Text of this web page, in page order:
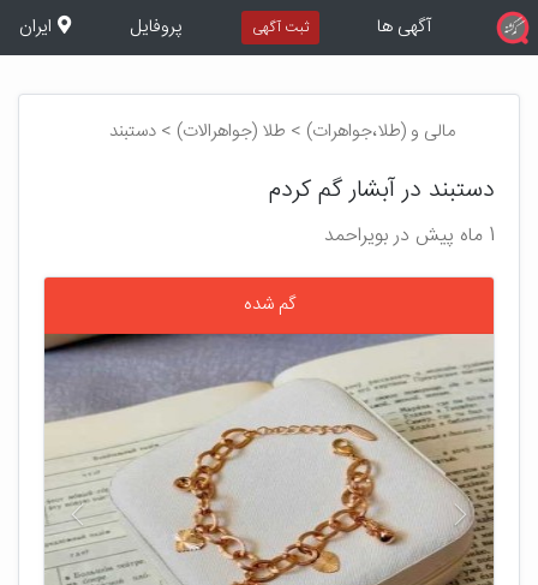
آگهی ها ثبت آگهی پروفایل ایران
مالی و (طلا،جواهرات) > طلا (جواهرالات) > دستبند
دستبند در آبشار گم کردم
1 ماه پیش در بویراحمد
گم شده
قبلی بعدی